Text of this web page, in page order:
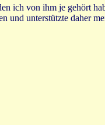
ich von ihm je gehört
und unterstützte daher